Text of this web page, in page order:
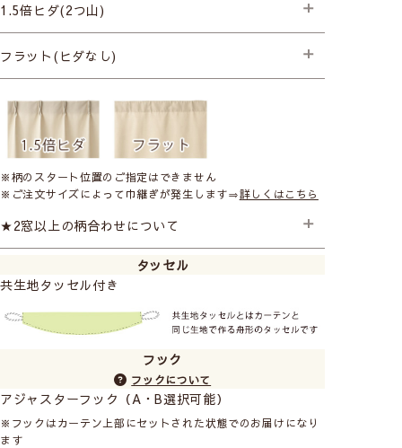
1.5倍ヒダ(2つ山)
├プレミアム縫製＋形状記憶
フラット(ヒダなし)
├プレミアム縫製
※柄のスタート位置のご指定はできません
※ご注文サイズによって巾継ぎが発生します⇒詳しくはこちら
★2窓以上の柄合わせについて
2窓以上のご注文で柄のスタート位置を合わせたい場合は
追加料金となります。ご注文の際に備考欄にご記入くだ
2窓の柄合わせ +1,500円
3窓の柄合わせ +3,000円
タッセル
共生地タッセル付き
フック
フックについて
アジャスターフック（A・B選択可能）
※フックはカーテン上部にセットされた状態でのお届けになり
ます